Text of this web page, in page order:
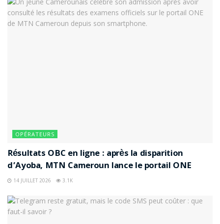
OPÉRATEURS
Résultats OBC en ligne : après la disparition
d’Ayoba, MTN Cameroun lance le portail ONE
14 JUILLET 2026 3.1K